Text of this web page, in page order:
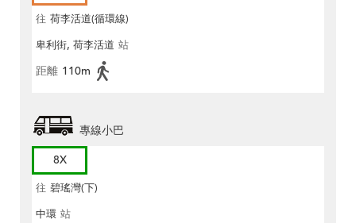
往 荷李活道(循環線)
卑利街, 荷李活道 站
距離 110m
專線小巴
8X
往 碧瑤灣(下)
中環 站